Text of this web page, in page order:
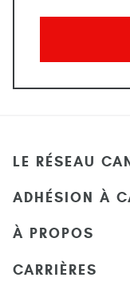
LE RÉSEAU
ADHÉSION À
À PROPOS
CARRIÈRES